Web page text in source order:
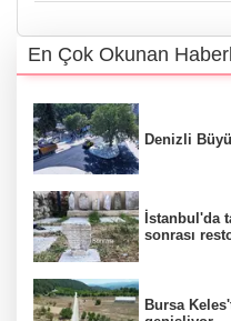
En Çok Okunan
Denizli
İstanbul'da
sonrası
Bursa